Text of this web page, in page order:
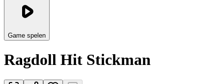
Game spelen
Ragdoll Hit Stickman